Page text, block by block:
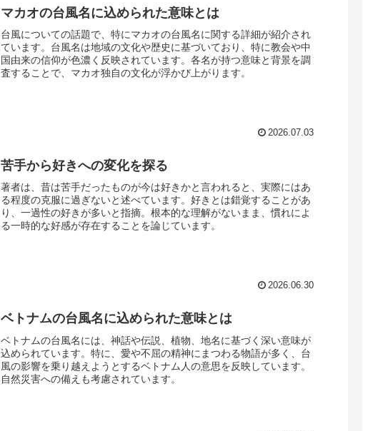
マカオの台風名に込められた意味とは
台風についての話題で、特にマカオの台風名に関する詳細が紹介され
ています。台風名は地域の文化や歴史に基づいており、特に教会や中
国由来の信仰が色濃く反映されています。各名が持つ意味と背景を調
査することで、マカオ独自の文化が浮かび上がります。
2026.07.03
苦手から好きへの変化を探る
著者は、昔は苦手だったものが今は好きかと言われると、実際にはあ
る程度の克服に過ぎないと述べています。好きとは錯覚することがあ
り、一過性の好きが多いと指摘。根本的な理解がないまま、慣れによ
る一時的な好感が存在することを論じています。
2026.06.30
ベトナムの台風名に込められた意味とは
ベトナムの台風名には、神話や伝説、植物、地名に基づく深い意味が
込められています。特に、愛や不屈の精神にまつわる物語が多く、台
風の影響を乗り越えようとするベトナム人の意思を反映しています。
自然災害への備えも考慮されています。